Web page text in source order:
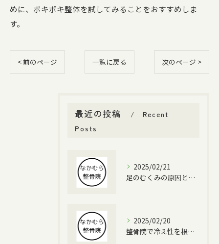
めに、ポキポキ整体を試してみることをおすすめしま
す。
< 前のページ 一覧に戻る 次のページ >
最近の投稿
Recent
Posts
2025/02/21
足のむくみの原因と対策
2025/02/20
整骨院で冷え性を根本改善する方法